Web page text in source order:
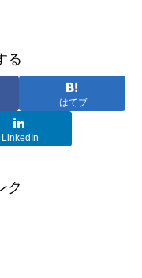
る
はてブ
LinkedIn
ク